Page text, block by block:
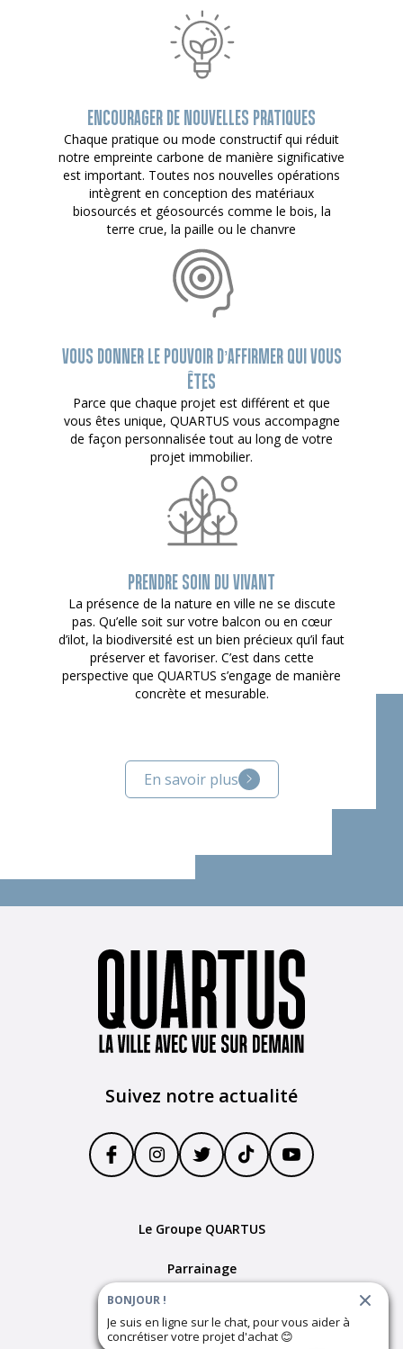
ENCOURAGER DE NOUVELLES PRATIQUES
Chaque pratique ou mode constructif qui réduit
notre empreinte carbone de manière significative
est important. Toutes nos nouvelles opérations
intègrent en conception des matériaux
biosourcés et géosourcés comme le bois, la
terre crue, la paille ou le chanvre
VOUS DONNER LE POUVOIR D’AFFIRMER QUI VOUS
ÊTES
Parce que chaque projet est différent et que
vous êtes unique, QUARTUS vous accompagne
de façon personnalisée tout au long de votre
projet immobilier.
PRENDRE SOIN DU VIVANT
La présence de la nature en ville ne se discute
pas. Qu’elle soit sur votre balcon ou en cœur
d’ilot, la biodiversité est un bien précieux qu’il faut
préserver et favoriser. C’est dans cette
perspective que QUARTUS s’engage de manière
concrète et mesurable.
En savoir plus
Suivez notre actualité
Le Groupe QUARTUS
Parrainage
Devenir partenaire
BONJOUR !
Je suis en ligne sur le chat, pour vous aider à
concrétiser votre projet d'achat 😊